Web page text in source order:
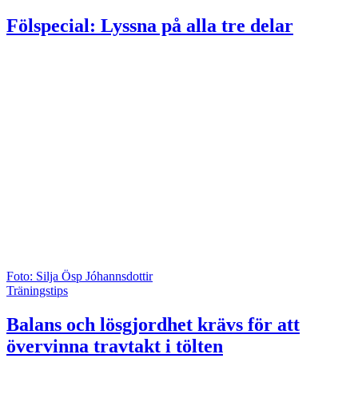
Fölspecial: Lyssna på alla tre delar
Foto: Silja Ösp Jóhannsdottir
Träningstips
Balans och lösgjordhet krävs för att
övervinna travtakt i tölten